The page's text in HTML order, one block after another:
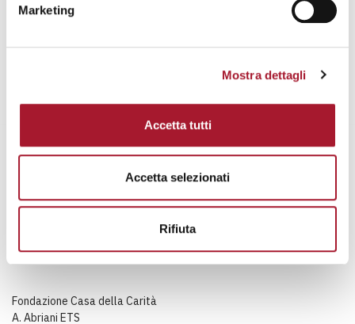
Marketing
Mostra dettagli
Accetta tutti
Accetta selezionati
Rifiuta
Fondazione Casa della Carità
A. Abriani ETS